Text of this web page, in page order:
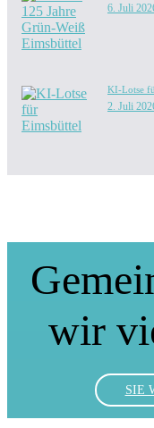
6. Juli
KI-Lotse
2. Juli
wir
SIE